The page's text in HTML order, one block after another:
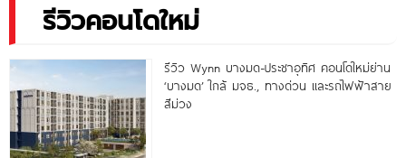
รีวิวคอนโดใหม่
รีวิว Wynn บางมด-ประชาอุทิศ คอนโดใหม่ย่าน
‘บางมด’ ใกล้ มจธ., ทางด่วน และรถไฟฟ้าสาย
สีม่วง